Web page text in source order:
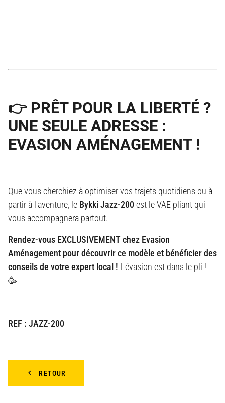
👉 PRÊT POUR LA LIBERTÉ ?
UNE SEULE ADRESSE :
EVASION AMÉNAGEMENT !
Que vous cherchiez à optimiser vos trajets quotidiens ou à
partir à l'aventure, le Bykki Jazz-200 est le VAE pliant qui
vous accompagnera partout.
Rendez-vous EXCLUSIVEMENT chez Evasion
Aménagement pour découvrir ce modèle et bénéficier des
conseils de votre expert local ! L'évasion est dans le pli !
🥳
REF : JAZZ-200
RETOUR